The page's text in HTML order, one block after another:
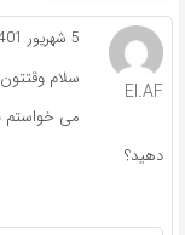
El.AF
5 شهریور 1401 در 9:45 ق.ظ
سلام
می خواستم
دهید؟